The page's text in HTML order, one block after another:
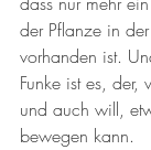
der Pflanze in
vorhanden ist.
Funke ist es,
und auch will,
bewegen kann.